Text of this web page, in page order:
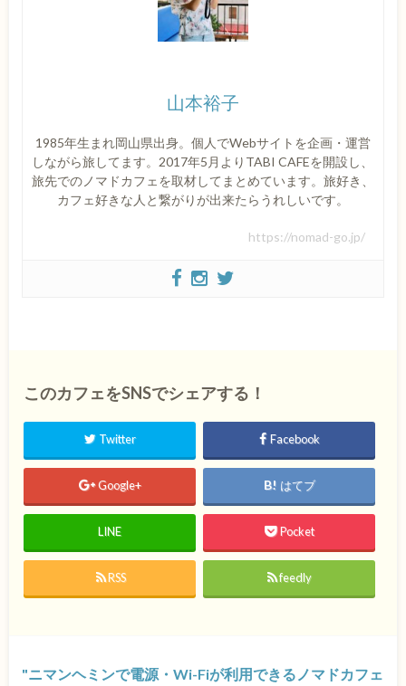
山本裕子
1985年生まれ岡山県出身。個人でWebサイトを企画・運営
しながら旅してます。2017年5月よりTABI CAFEを開設し、
旅先でのノマドカフェを取材してまとめています。旅好き、
カフェ好きな人と繋がりが出来たらうれしいです。
https://nomad-go.jp/
このカフェをSNSでシェアする！
Twitter Facebook
Google+ はてブ
LINE Pocket
RSS feedly
ニマンヘミンで電源・Wi-Fiが利用できるノマドカフェ